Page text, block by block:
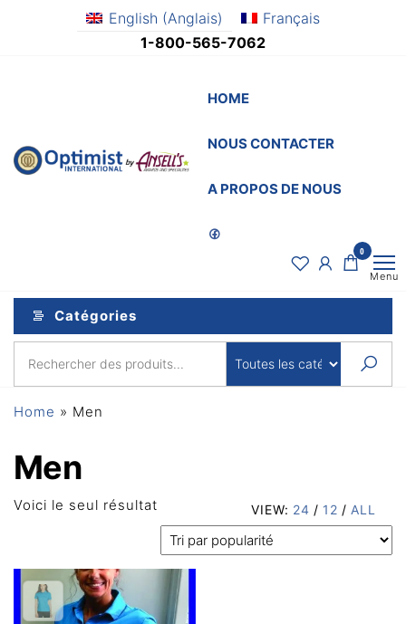
English (Anglais)
Français
1-800-565-7062
OptimistSupply.ca
by
Specialties
HOME
NOUS CONTACTER
A PROPOS DE NOUS
0
Menu
Catégories
Home » Men
Men
VIEW: 24 / 12 / ALL
Voici le seul résultat